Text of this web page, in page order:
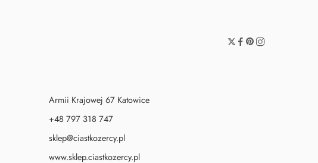
Armii Krajowej 67 Katowice
+48 797 318 747
sklep@ciastkozercy.pl
www.sklep.ciastkozercy.pl